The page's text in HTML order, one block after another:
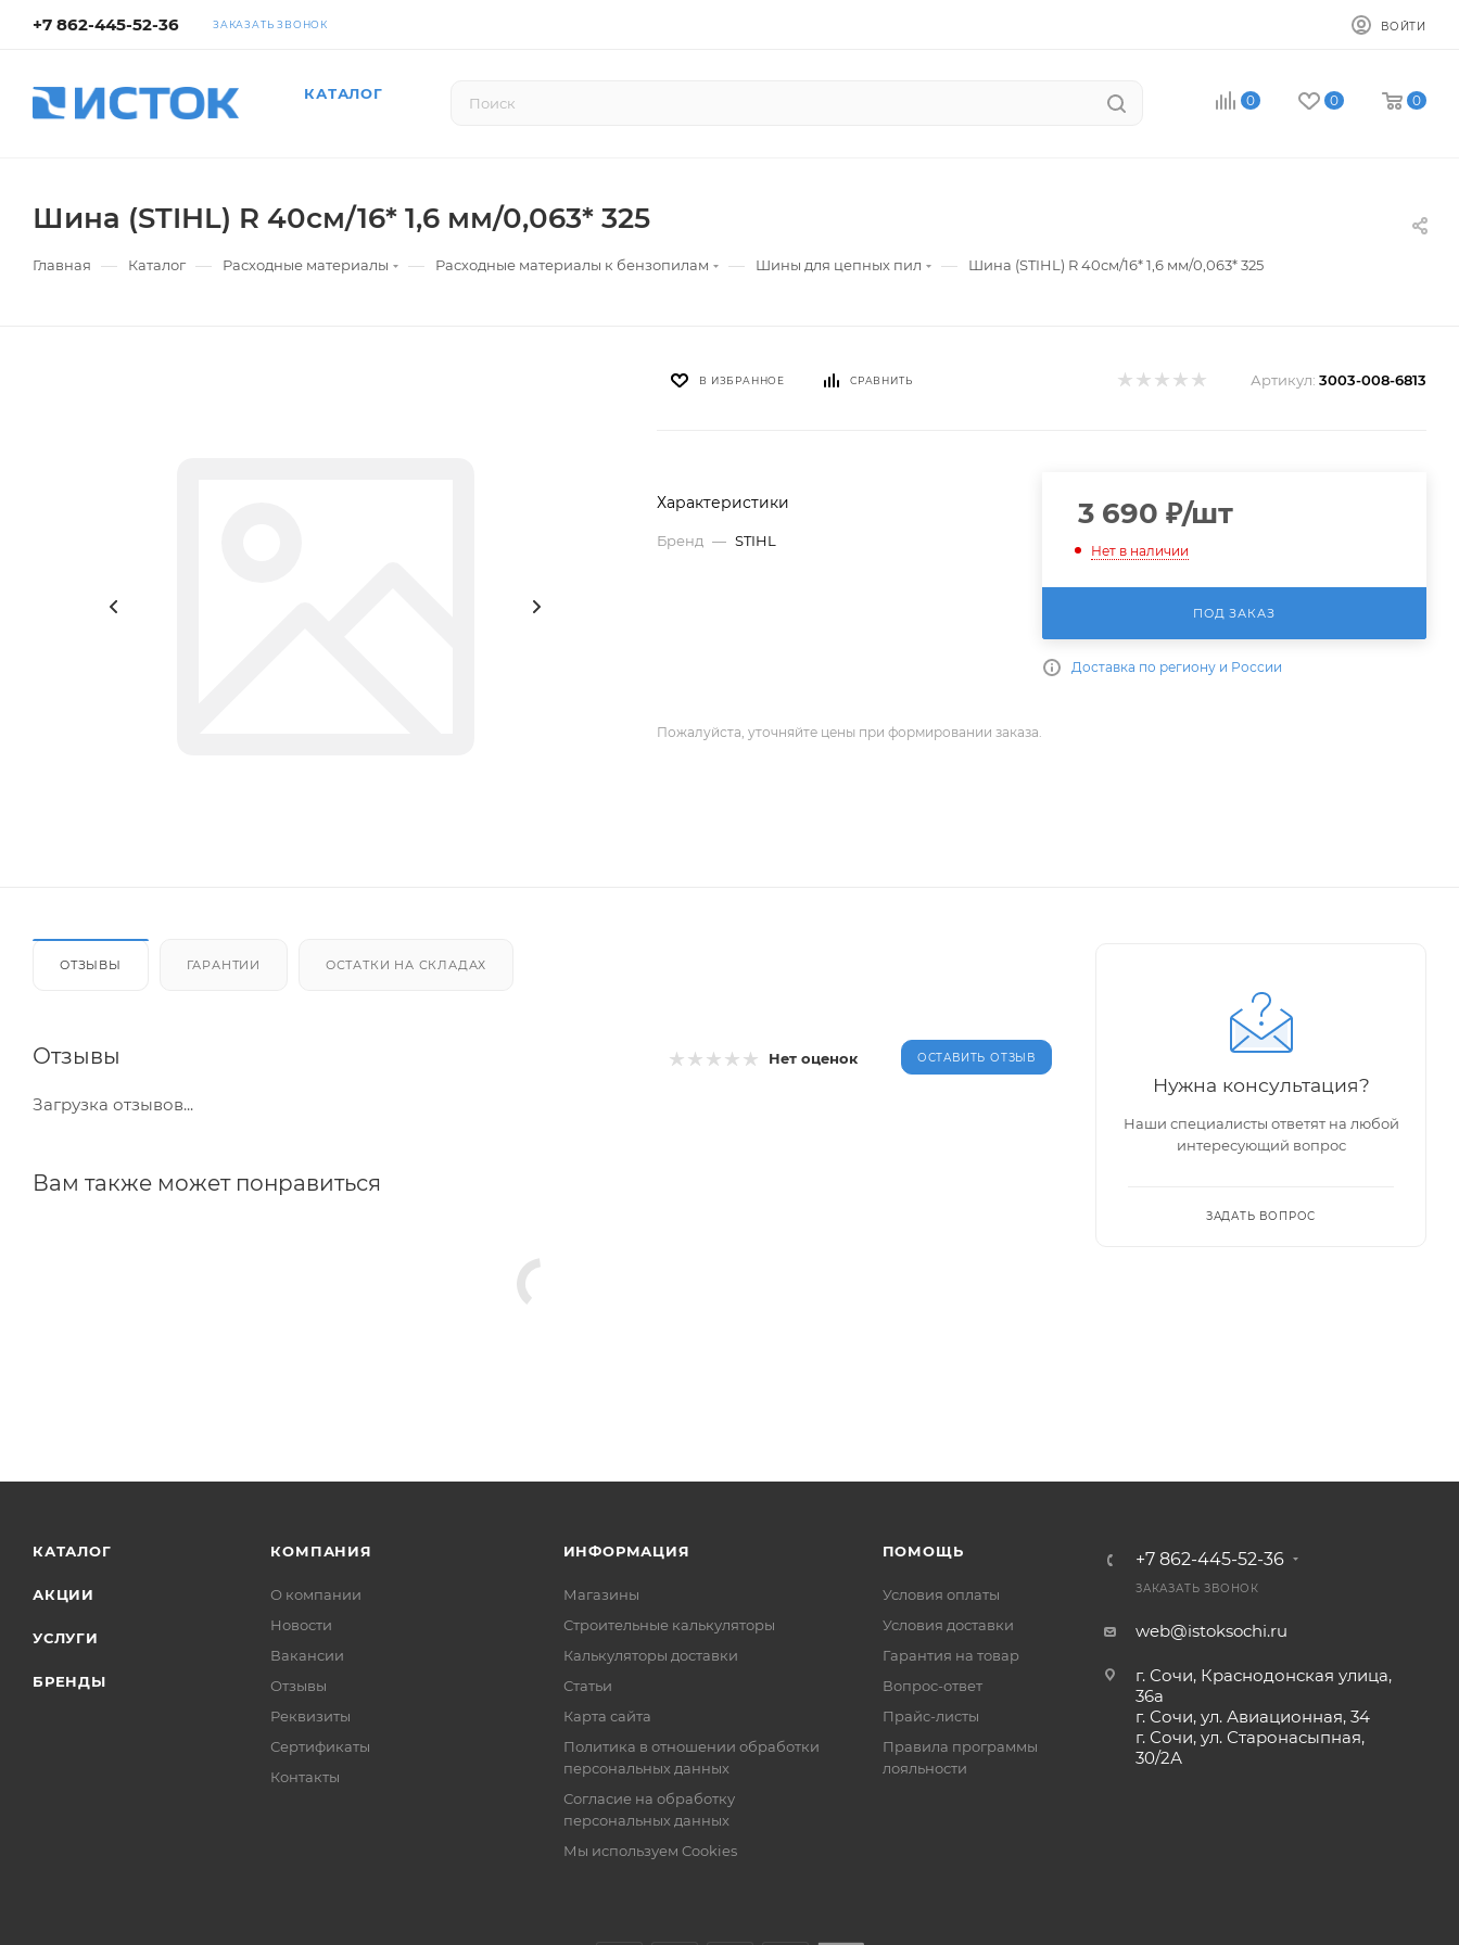
+7 862-445-52-36 ЗАКАЗАТЬ ЗВОНОК ВОЙТИ
КАТАЛОГ 0 0 0
Шина (STIHL) R 40см/16* 1,6 мм/0,063* 325
Главная — Каталог — Расходные материалы — Расходные материалы к бензопилам — Шины для цепных пил — Шина (STIHL) R 40см/16* 1,6 мм/0,063* 325
В ИЗБРАННОЕ СРАВНИТЬ Артикул: 3003-008-6813
Характеристики
Бренд — STIHL
3 690 ₽/шт
Нет в наличии
ПОД ЗАКАЗ
Доставка по региону и России
Пожалуйста, уточняйте цены при формировании заказа.
ОТЗЫВЫ ГАРАНТИИ ОСТАТКИ НА СКЛАДАХ
Отзывы Нет оценок ОСТАВИТЬ ОТЗЫВ
Загрузка отзывов...
Вам также может понравиться
Нужна консультация?
Наши специалисты ответят на любой
интересующий вопрос
ЗАДАТЬ ВОПРОС
КАТАЛОГ
АКЦИИ
УСЛУГИ
БРЕНДЫ
КОМПАНИЯ
О компании
Новости
Вакансии
Отзывы
Реквизиты
Сертификаты
Контакты
ИНФОРМАЦИЯ
Магазины
Строительные калькуляторы
Калькуляторы доставки
Статьи
Карта сайта
Политика в отношении обработки
персональных данных
Согласие на обработку
персональных данных
Мы используем Cookies
ПОМОЩЬ
Условия оплаты
Условия доставки
Гарантия на товар
Вопрос-ответ
Прайс-листы
Правила программы
лояльности
+7 862-445-52-36
ЗАКАЗАТЬ ЗВОНОК
web@istoksochi.ru
г. Сочи, Краснодонская улица,
36а
г. Сочи, ул. Авиационная, 34
г. Сочи, ул. Старонасыпная,
30/2А